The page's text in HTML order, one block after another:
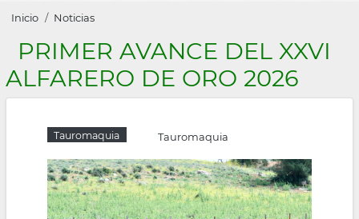
Sobrescribir
enlaces
de
ayuda
navegación
Inicio Noticias
PRIMER AVANCE DEL XXVI
ALFARERO DE ORO 2026
Tauromaquia Tauromaquia